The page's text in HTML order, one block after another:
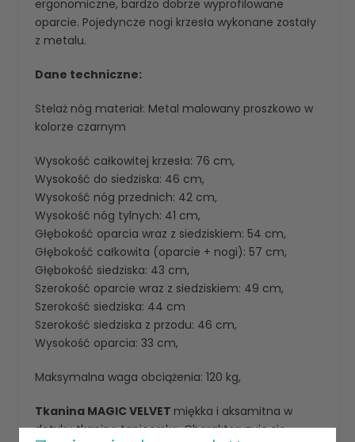
ergonomiczne, bardzo dobrze wyprofilowane
oparcie. Pojedyncze nogi krzesła wykonane zostały
z metalu.
Dane techniczne:
Stelaż nóg materiał: Metal malowany proszkowo w
kolorze czarnym
Wysokość całkowitej krzesła: 76 cm,
Wysokość do siedziska: 46 cm,
Wysokość nóg przednich: 42 cm,
Wysokość nóg tylnych: 41 cm,
Głębokość oparcia wraz z siedziskiem: 54 cm,
Głębokość całkowita (oparcie + nogi): 57 cm,
Głębokość siedziska: 43 cm,
Szerokość oparcie wraz z siedziskiem: 49 cm,
Szerokość siedziska: 44 cm
Szerokość siedziska z przodu: 46 cm,
Wysokość oparcia: 33 cm,
Maksymalna waga obciążenia: 120 kg,
Tkanina MAGIC VELVET miękka i aksamitna w
dotyku tkaniną tapicerską. Charakteryzuje się